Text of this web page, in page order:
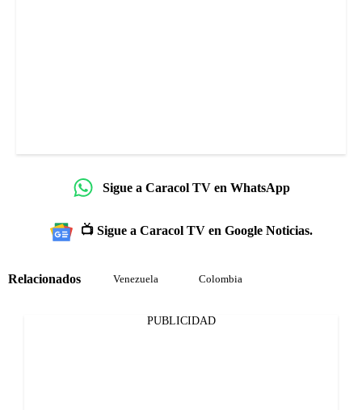
Sigue a Caracol TV en WhatsApp
📺 Sigue a Caracol TV en Google Noticias.
Relacionados Venezuela Colombia
PUBLICIDAD